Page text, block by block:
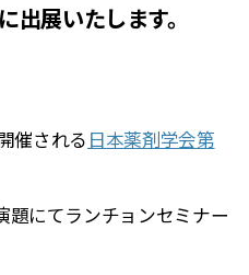
出展いたします。
催される 日本薬剤学会第
題にてランチョンセミナー